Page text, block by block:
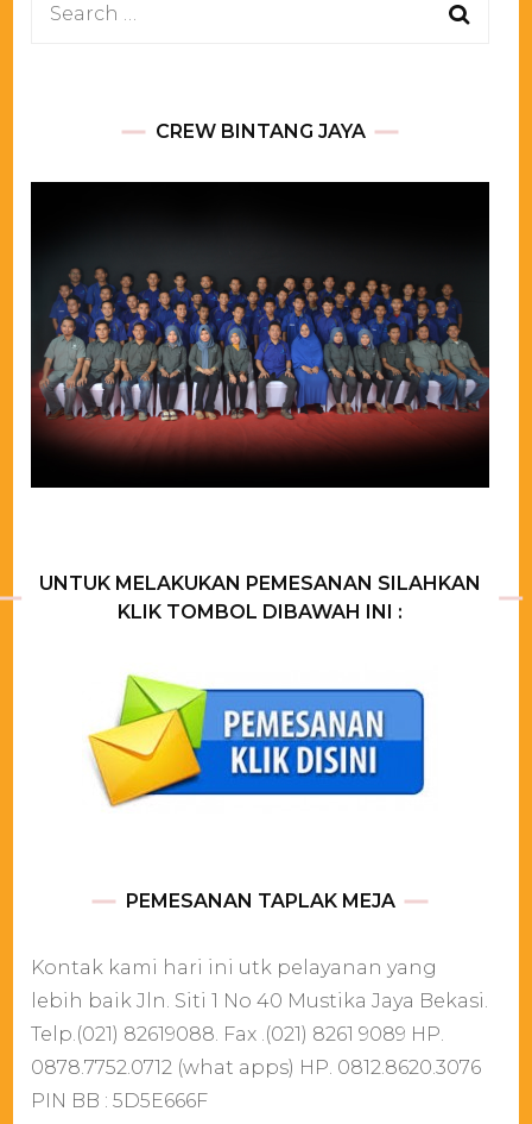
Search
CREW BINTANG JAYA
UNTUK MELAKUKAN PEMESANAN SILAHKAN
KLIK TOMBOL DIBAWAH INI :
PEMESANAN TAPLAK MEJA
Kontak kami hari ini utk pelayanan yang
lebih baik Jln. Siti 1 No 40 Mustika Jaya Bekasi.
Telp.(021) 82619088. Fax .(021) 8261 9089 HP.
0878.7752.0712 (what apps) HP. 0812.8620.3076
PIN BB : 5D5E666F